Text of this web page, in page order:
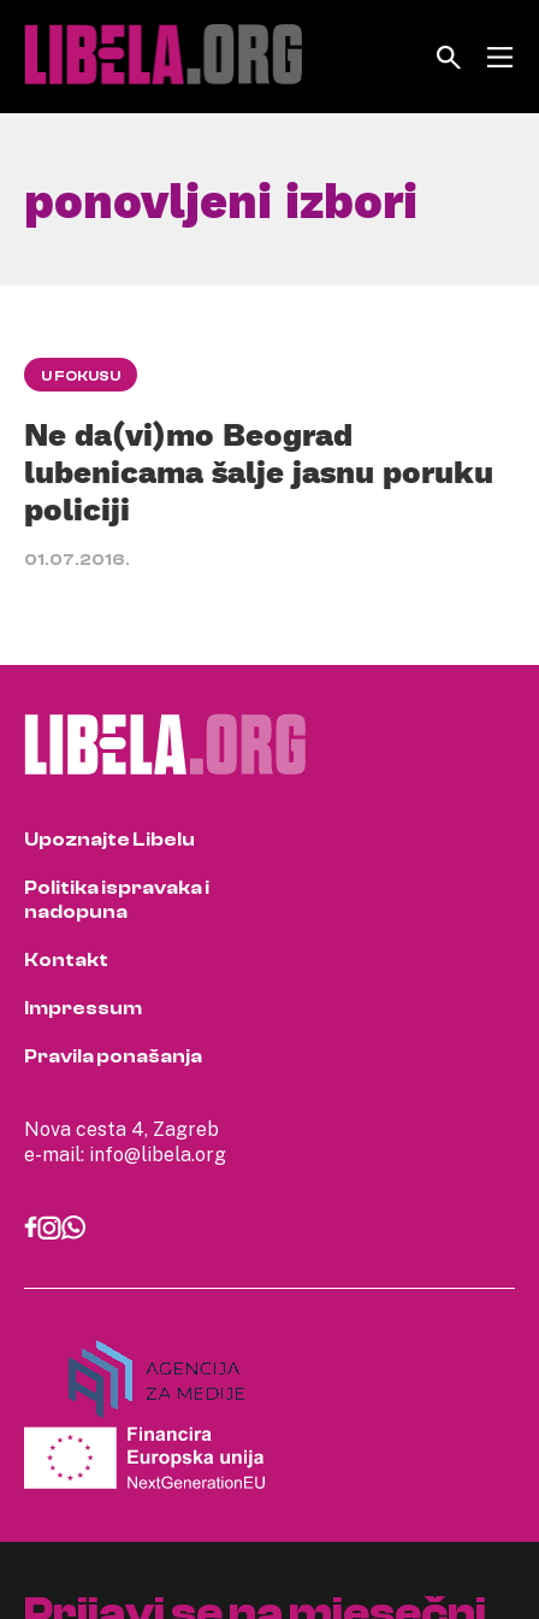
ponovljeni izbori
U FOKUSU
Ne da(vi)mo Beograd
lubenicama šalje jasnu poruku
policiji
01.07.2016.
Nova cesta 4, Zagreb
e-mail: info@libela.org
Upoznajte Libelu
Politika ispravaka i
nadopuna
Kontakt
Impressum
Pravila ponašanja